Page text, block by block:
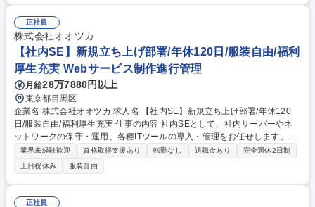
入・運用(業務ツール等) 、業務運用サポート 、社内IT講習の実施等■IT環
境の企画・改善：社内システム・サーバーの構築・運用 (基幹システム・
仮想環境等)、業務効率化ツールの作成・改修及びプログラム対応(AS400/
VBScript/RPA等)、ITインフラの構築・運用、DX推進活動等。 募集職種
[東京/清瀬市]社内SE(未経験歓迎)/残業月10時間
正社員
株式会社オオツカ
【社内SE】新規立ち上げ部署/年休120日/服装自由/福利
厚生充実 Webサービス制作進行管理
月給28万7880円以上
東京都目黒区
企業名 株式会社オオツカ 求人名 【社内SE】新規立ち上げ部署/年休120
日/服装自由/福利厚生充実 仕事の内容 社内SEとして、社内サーバーやネ
ットワークの保守・運用、各種ITツールの導入・管理をお任せします。ま
ずは現状の把握から始め、徐々に社内のDX化（業務効率化）を推進して
いただきます。 ■社内サーバー、ネットワーク、インフラの保守・運用・
管理 ■Microsoft 365への切り替え、運用管理 ■Salesforceの運用、カスタ
マイズ、活用提案 ■IT資産管理（PCセットアップ、ライセンス管理等） ■
外部ベンダーとの折衝・コントロール ■社内業務のDX化（ペーパーレス
業界未経験歓迎 資格取得支援あり 転勤なし 退職金あり
完全週休2日制
土日祝休み
服装自由
正社員